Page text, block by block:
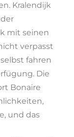
Kralendijk
mit seinen
verpasst
fahren
Die
Bonaire
und das